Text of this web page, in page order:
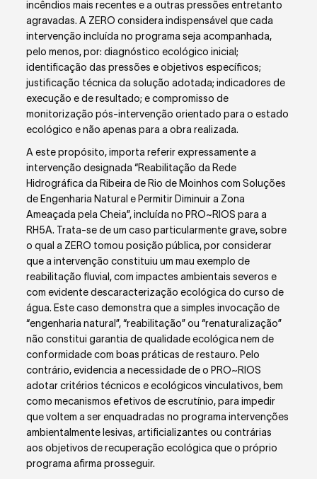
incêndios mais recentes e a outras pressões entretanto
agravadas. A ZERO considera indispensável que cada
intervenção incluída no programa seja acompanhada,
pelo menos, por: diagnóstico ecológico inicial;
identificação das pressões e objetivos específicos;
justificação técnica da solução adotada; indicadores de
execução e de resultado; e compromisso de
monitorização pós-intervenção orientado para o estado
ecológico e não apenas para a obra realizada.
A este propósito, importa referir expressamente a
intervenção designada “Reabilitação da Rede
Hidrográfica da Ribeira de Rio de Moinhos com Soluções
de Engenharia Natural e Permitir Diminuir a Zona
Ameaçada pela Cheia”, incluída no PRO~RIOS para a
RH5A. Trata-se de um caso particularmente grave, sobre
o qual a ZERO tomou posição pública, por considerar
que a intervenção constituiu um mau exemplo de
reabilitação fluvial, com impactes ambientais severos e
com evidente descaracterização ecológica do curso de
água. Este caso demonstra que a simples invocação de
“engenharia natural”, “reabilitação” ou “renaturalização”
não constitui garantia de qualidade ecológica nem de
conformidade com boas práticas de restauro. Pelo
contrário, evidencia a necessidade de o PRO~RIOS
adotar critérios técnicos e ecológicos vinculativos, bem
como mecanismos efetivos de escrutínio, para impedir
que voltem a ser enquadradas no programa intervenções
ambientalmente lesivas, artificializantes ou contrárias
aos objetivos de recuperação ecológica que o próprio
programa afirma prosseguir.